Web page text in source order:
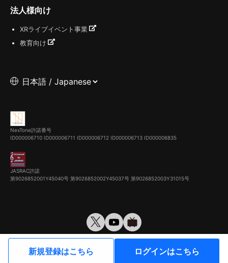
新規登録はこちら ログインはこちら
法人様向け
XRライブイベント事業
教育向け
NexTone許諾番号
ID000006710 ID000006711 ID000006712 ID000006713 ID000006835
JASRAC許諾
第9026852001Y45040号 第9026852002Y45037号 第9026852003Y31015号
© VirtualCast, Inc. All rights reserved.